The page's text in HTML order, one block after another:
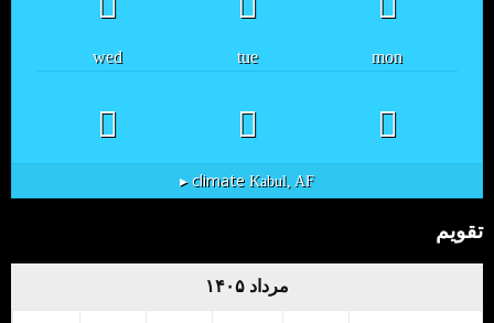
mon
tue
wed
Kabul, AF
climate ▸
تقویم
مرداد ۱۴۰۵